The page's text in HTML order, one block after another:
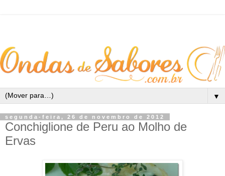
▼
segunda-feira, 26 de novembro de 2012
Conchiglione de Peru ao Molho de
Ervas